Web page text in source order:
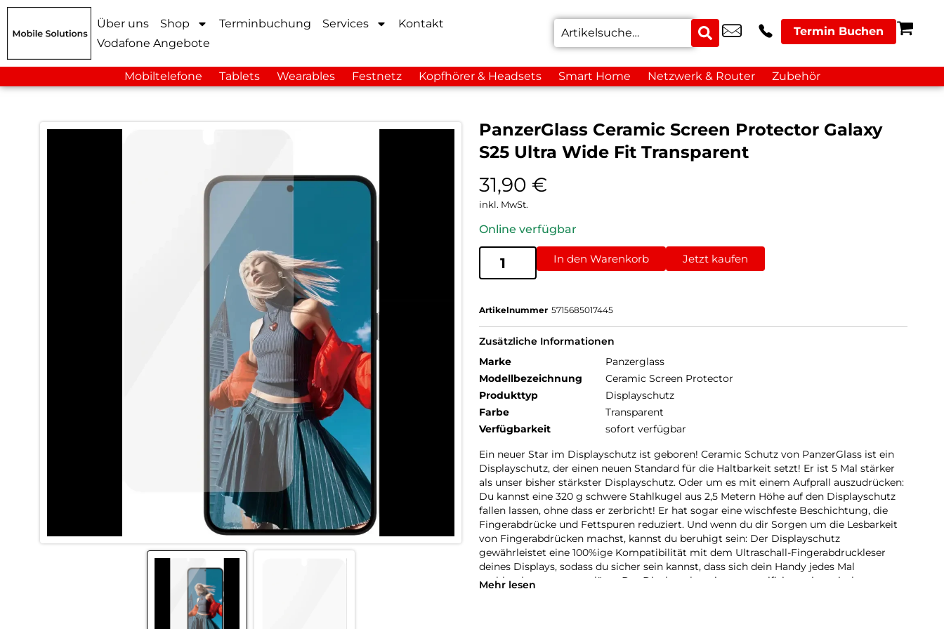
Über uns Shop Terminbuchung Services
Kontakt
Vodafone Angebote
Termin Buchen
Mobiltelefone Tablets Wearables Festnetz Kopfhörer & Headsets Smart Home Netzwerk & Router Zubehör
PanzerGlass Ceramic Screen Protector Galaxy
S25 Ultra Wide Fit Transparent
31,90 €
inkl. MwSt.
Online verfügbar
In den Warenkorb Jetzt kaufen
Artikelnummer 5715685017445
Zusätzliche Informationen
Marke
Panzerglass
Modellbezeichnung
Ceramic Screen Protector
Produkttyp
Displayschutz
Farbe
Transparent
Verfügbarkeit
sofort verfügbar
Ein neuer Star im Displayschutz ist geboren! Ceramic Schutz von PanzerGlass ist ein
Displayschutz, der einen neuen Standard für die Haltbarkeit setzt! Er ist 5 Mal stärker
als unser bisher stärkster Displayschutz. Oder um es mit einem Aufprall auszudrücken:
Du kannst eine 320 g schwere Stahlkugel aus 2,5 Metern Höhe auf den Displayschutz
fallen lassen, ohne dass er zerbricht! Er hat sogar eine wischfeste Beschichtung, die
Fingerabdrücke und Fettspuren reduziert. Und wenn du dir Sorgen um die Lesbarkeit
von Fingerabdrücken machst, kannst du beruhigt sein: Der Displayschutz
gewährleistet eine 100%ige Kompatibilität mit dem Ultraschall-Fingerabdruckleser
deines Displays, sodass du sicher sein kannst, dass sich dein Handy jedes Mal
problemlos entsperren lässt. Der Displayschutz ist aus zertifizierter japanischer
Mehr lesen